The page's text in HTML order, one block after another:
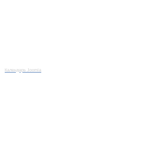
Календарь Joomla